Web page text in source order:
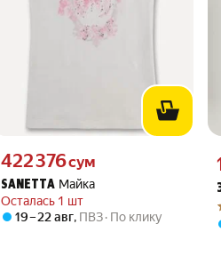
SANETTA Майка
Осталась 1 шт
Цена 422376 сум вместо
422 376сум
19 – 22 авг, ПВЗ По клику